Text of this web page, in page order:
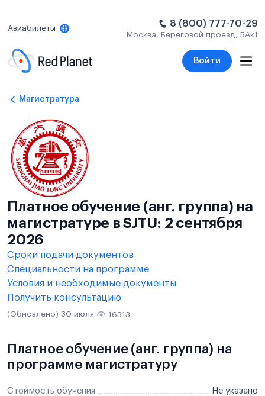
Авиабилеты 8 (800) 777-70-29
Москва, Береговой проезд, 5Ак1
Войти
Магистратура
Платное обучение (анг. группа) на
магистратуре в SJTU: 2 сентября
2026
Сроки подачи документов
Специальности на программе
Условия и необходимые документы
Получить консультацию
(Обновлено) 30 июля 16313
Платное обучение (анг. группа) на
программе магистратуру
Стоимость обучения Не указано